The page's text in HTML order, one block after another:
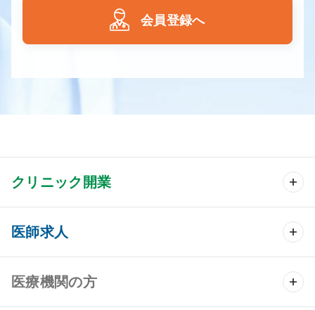
会員登録へ
クリニック開業
クリニック開業 TOP
クリニック物件検索
医師求人
医師求人 TOP
医療機関の方